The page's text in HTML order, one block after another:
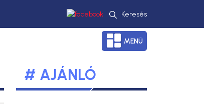
Keresés
MENÜ
# AJÁNLÓ